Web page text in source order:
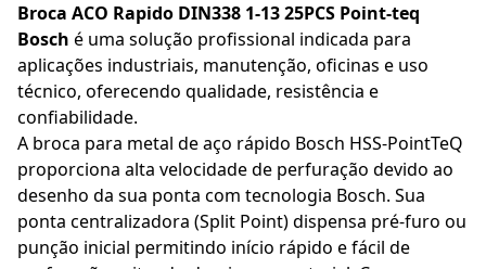
Broca ACO Rapido DIN338 1-13 25PCS Point-teq
Bosch é uma solução profissional indicada para
aplicações industriais, manutenção, oficinas e uso
técnico, oferecendo qualidade, resistência e
confiabilidade.
A broca para metal de aço rápido Bosch HSS-PointTeQ
proporciona alta velocidade de perfuração devido ao
desenho da sua ponta com tecnologia Bosch. Sua
ponta centralizadora (Split Point) dispensa pré-furo ou
punção inicial permitindo início rápido e fácil de